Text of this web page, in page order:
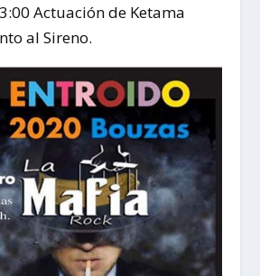
Actuación de Ketama
al Sireno.